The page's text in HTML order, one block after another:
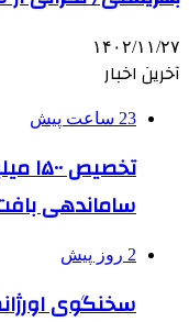
۱۴۰۲/۱۱/۲۷
آخرین اخبار
23 ساعت پیش
ساماندهی
2 روز پیش
سخنگوی